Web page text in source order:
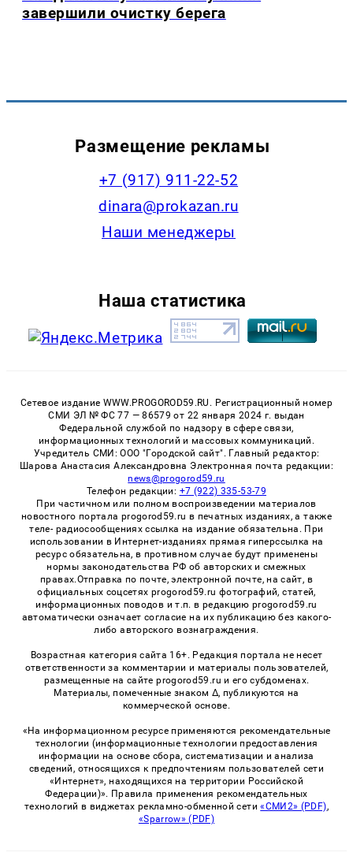
завершили очистку берега
Размещение рекламы
+7 (917) 911-22-52
dinara@prokazan.ru
Наши менеджеры
Наша статистика
Сетевое издание WWW.PROGOROD59.RU. Регистрационный номер
СМИ ЭЛ № ФС 77 — 86579 от 22 января 2024 г. выдан
Федеральной службой по надзору в сфере связи,
информационных технологий и массовых коммуникаций.
Учредитель СМИ: ООО "Городской сайт". Главный редактор:
Шарова Анастасия Александровна Электронная почта редакции:
news@progorod59.ru
Телефон редакции: +7 (922) 335-53-79
При частичном или полном воспроизведении материалов
новостного портала progorod59.ru в печатных изданиях, а также
теле- радиосообщениях ссылка на издание обязательна. При
использовании в Интернет-изданиях прямая гиперссылка на
ресурс обязательна, в противном случае будут применены
нормы законодательства РФ об авторских и смежных
правах.Отправка по почте, электронной почте, на сайт, в
официальных соцсетях progorod59.ru фотографий, статей,
информационных поводов и т.п. в редакцию progorod59.ru
автоматически означает согласие на их публикацию без какого-
либо авторского вознаграждения.
Возрастная категория сайта 16+. Редакция портала не несет
ответственности за комментарии и материалы пользователей,
размещенные на сайте progorod59.ru и его субдоменах.
Материалы, помеченные знаком Δ, публикуются на
коммерческой основе.
«На информационном ресурсе применяются рекомендательные
технологии (информационные технологии предоставления
информации на основе сбора, систематизации и анализа
сведений, относящихся к предпочтениям пользователей сети
«Интернет», находящихся на территории Российской
Федерации)». Правила применения рекомендательных
технологий в виджетах рекламно-обменной сети«СМИ2» (PDF),
«Sparrow» (PDF)